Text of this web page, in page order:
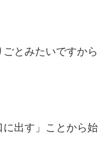
とみたいですから
出す」ことから始